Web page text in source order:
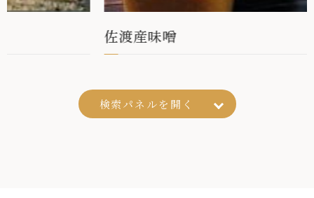
佐渡産味噌
検索パネルを 開く